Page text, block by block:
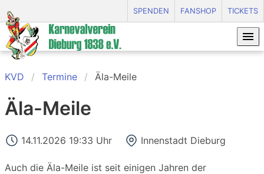
SPENDEN FANSHOP TICKETS
KVD Termine Äla-Meile
Äla-Meile
14.11.2026 19:33 Uhr Innenstadt Dieburg
Auch die Äla-Meile ist seit einigen Jahren der